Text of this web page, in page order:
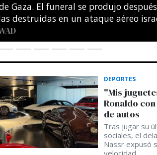
en la final de natación artística
en las afueras del noreste de
"Mis
Ronaldo
de autos
Tras jugar su
sociales, el
Nassr expusó
velocidad.